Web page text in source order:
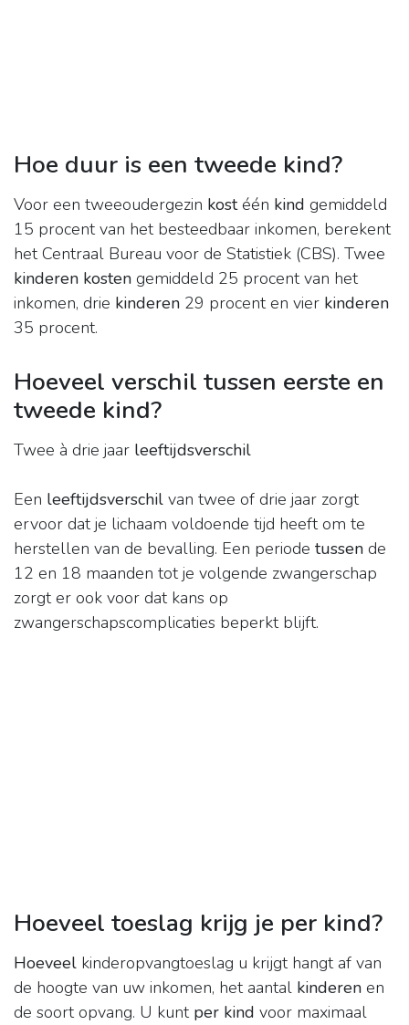
Hoe duur is een tweede kind?
Voor een tweeoudergezin kostéén kind gemiddeld
15 procent van het besteedbaar inkomen, berekent
het Centraal Bureau voor de Statistiek (CBS). Twee
kinderen kosten gemiddeld 25 procent van het
inkomen, drie kinderen 29 procent en vier kinderen
35 procent.
Hoeveel verschil tussen eerste en
tweede kind?
Twee à drie jaar leeftijdsverschil
Een leeftijdsverschil van twee of drie jaar zorgt
ervoor dat je lichaam voldoende tijd heeft om te
herstellen van de bevalling. Een periode tussen de
12 en 18 maanden tot je volgende zwangerschap
zorgt er ook voor dat kans op
zwangerschapscomplicaties beperkt blijft.
Hoeveel toeslag krijg je per kind?
Hoeveel kinderopvangtoeslag u krijgt hangt af van
de hoogte van uw inkomen, het aantal kinderen en
de soort opvang. U kunt per kind voor maximaal